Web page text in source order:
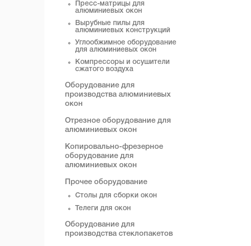
Пресс-матрицы для
алюминиевых окон
Вырубные пилы для
алюминиевых конструкций
Углообжимное оборудование
для алюминиевых окон
Компрессоры и осушители
сжатого воздуха
Оборудование для
производства алюминиевых
окон
Отрезное оборудование для
алюминиевых окон
Копировально-фрезерное
оборудование для
алюминиевых окон
Прочее оборудование
Столы для сборки окон
Телеги для окон
Оборудование для
производства стеклопакетов